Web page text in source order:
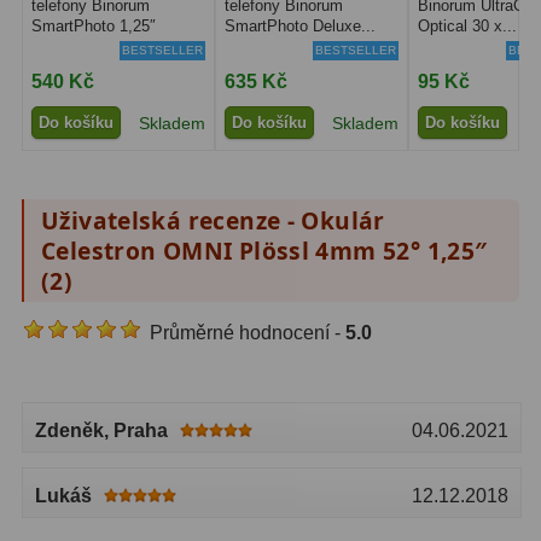
Lovecké a turistické113
Námořní
Sportovní54
Divadelní2
Univerzální
telefony Binorum
SmartPhoto 1,25″
BESTSELLER
540 Kč
Do košíku Skladem
telefony Binorum
SmartPhoto Deluxe...
BESTSELLER
635 Kč
Do košíku Skladem
Binorum
Optical 30 x...
95 Kč
Do košíku
Uživatelská recenze - Okulár
Celestron OMNI Plössl 4mm 52° 1,25″
(2)
Průměrné hodnocení - 5.0
Zdeněk, Praha 04.06.2021
Lukáš 12.12.2018